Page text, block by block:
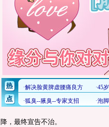
降，最终宣告不治。